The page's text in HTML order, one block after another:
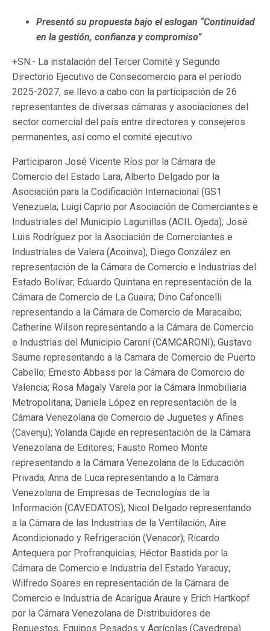
Presentó su propuesta bajo el eslogan “Continuidad
en la gestión, confianza y compromiso”
+SN.- La instalación del Tercer Comité y Segundo
Directorio Ejecutivo de Consecomercio para el período
2025-2027, se llevo a cabo con la participación de 26
representantes de diversas cámaras y asociaciones del
sector comercial del país entre directores y consejeros
permanentes, así como el comité ejecutivo.
Participaron José Vicente Ríos por la Cámara de
Comercio del Estado Lara; Alberto Delgado por la
Asociación para la Codificación Internacional (GS1
Venezuela; Luigi Caprio por Asociación de Comerciantes e
Industriales del Municipio Lagunillas (ACIL Ojeda); José
Luis Rodríguez por la Asociación de Comerciantes e
Industriales de Valera (Acoinva); Diego González en
representación de la Cámara de Comercio e Industrias del
Estado Bolívar; Eduardo Quintana en representación de la
Cámara de Comercio de La Guaira; Dino Cafoncelli
representando a la Cámara de Comercio de Maracaibo;
Catherine Wilson representando a la Cámara de Comercio
e Industrias del Municipio Caroní (CAMCARONI); Gustavo
Saume representando a la Camara de Comercio de Puerto
Cabello; Ernesto Abbass por la Cámara de Comercio de
Valencia; Rosa Magaly Varela por la Cámara Inmobiliaria
Metropolitana; Daniela López en representación de la
Cámara Venezolana de Comercio de Juguetes y Afines
(Cavenju); Yolanda Cajide en representación de la Cámara
Venezolana de Editores; Fausto Romeo Monte
representando a la Cámara Venezolana de la Educación
Privada; Anna de Luca representando a la Cámara
Venezolana de Empresas de Tecnologías de la
Información (CAVEDATOS); Nicol Delgado representando
a la Cámara de las Industrias de la Ventilación, Aire
Acondicionado y Refrigeración (Venacor); Ricardo
Antequera por Profranquicias; Héctor Bastida por la
Cámara de Comercio e Industria del Estado Yaracuy;
Wilfredo Soares en representación de la Cámara de
Comercio e Industria de Acarigua Araure y Erich Hartkopf
por la Cámara Venezolana de Distribuidores de
Repuestos, Equipos Pesados y Agrícolas (Cavedrepa).